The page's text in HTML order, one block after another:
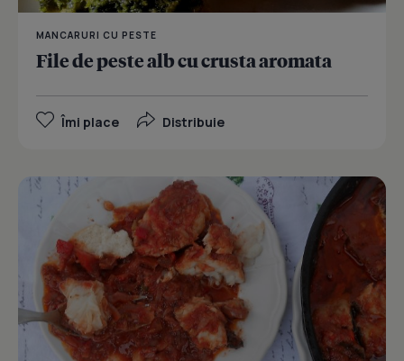
MANCARURI CU PESTE
File de peste alb cu crusta aromata
Îmi place Distribuie